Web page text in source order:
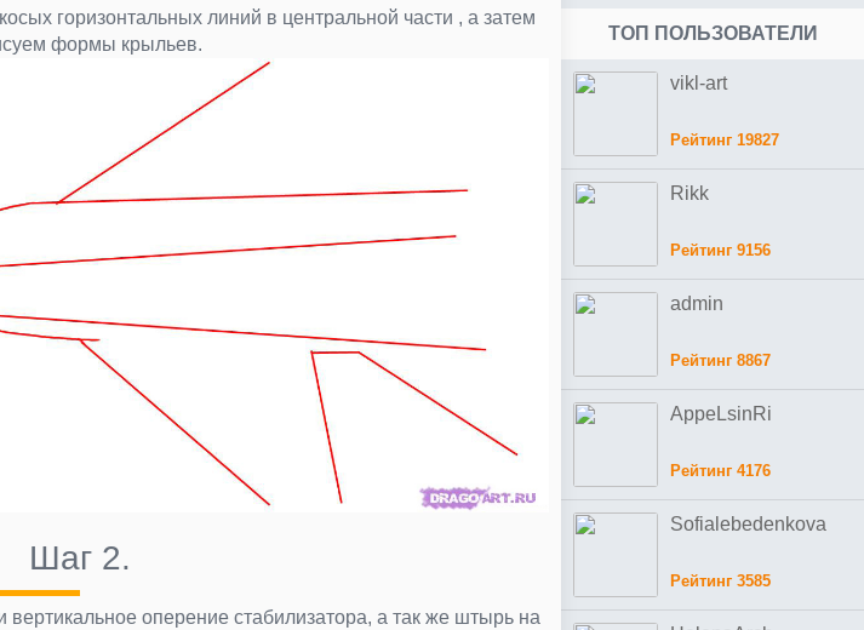
горизонтальных линий в центральной части , а затем
формы крыльев.
Шаг 2.
оперение стабилизатора, а так же штырь на
ТОП ПОЛЬЗОВАТЕЛИ
vikl-art
Рейтинг 19827
Rikk
Рейтинг 9156
admin
Рейтинг 8867
AppeLsinRi
Рейтинг 4176
Sofialebedenkova
Рейтинг 3585